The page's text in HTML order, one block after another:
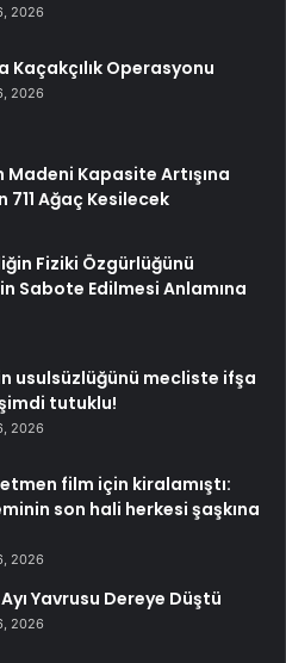
2026
Kaçakçılık Operasyonu
2026
Madeni Kapasite Artışına
711 Ağaç Kesilecek
Fiziki Özgürlüğünü
Sabote Edilmesi Anlamına
usulsüzlüğünü mecliste ifşa
tutuklu!
2026
film için kiralamıştı:
son hali herkesi şaşkına
2026
Yavrusu Dereye Düştü
2026